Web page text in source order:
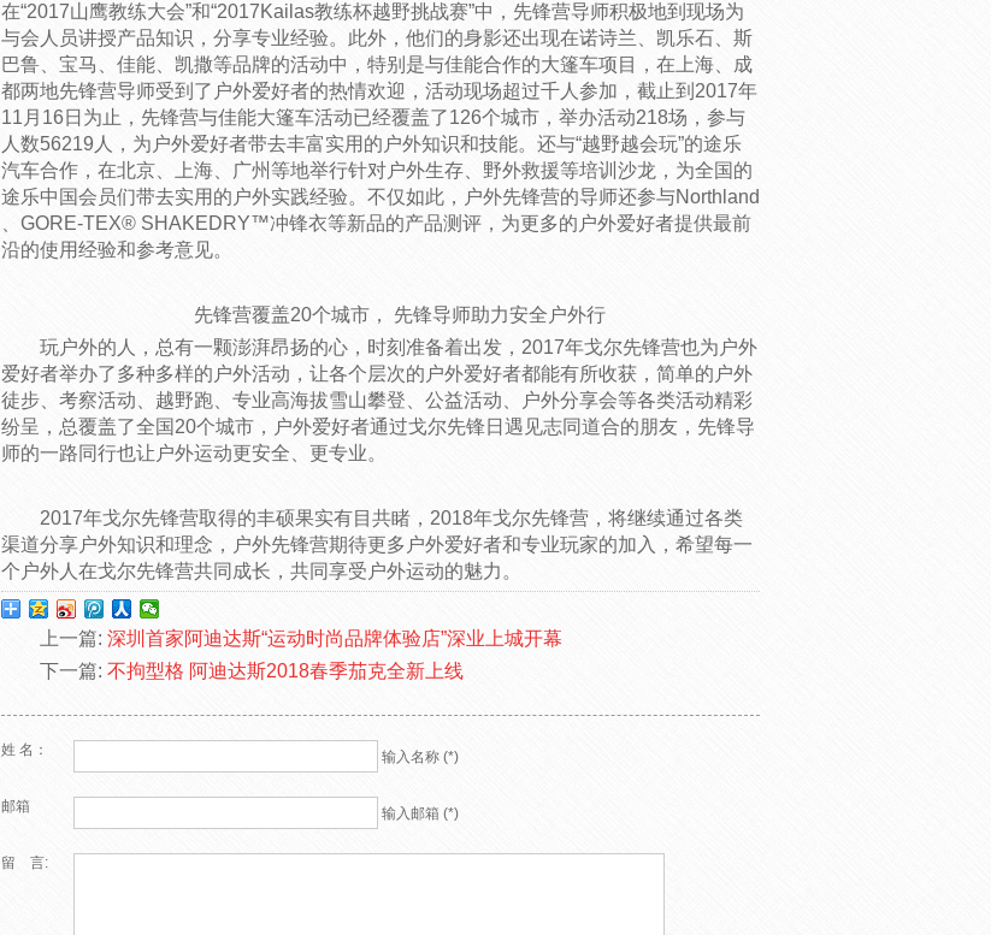
在“2017山鹰教练大会”和“2017Kailas教练杯越野挑战赛”中，先锋营导师积极地到现场为
与会人员讲授产品知识，分享专业经验。此外，他们的身影还出现在诺诗兰、凯乐石、斯
巴鲁、宝马、佳能、凯撒等品牌的活动中，特别是与佳能合作的大篷车项目，在上海、成
都两地先锋营导师受到了户外爱好者的热情欢迎，活动现场超过千人参加，截止到2017年
11月16日为止，先锋营与佳能大篷车活动已经覆盖了126个城市，举办活动218场，参与
人数56219人，为户外爱好者带去丰富实用的户外知识和技能。还与“越野越会玩”的途乐
汽车合作，在北京、上海、广州等地举行针对户外生存、野外救援等培训沙龙，为全国的
途乐中国会员们带去实用的户外实践经验。不仅如此，户外先锋营的导师还参与Northland
、GORE-TEX® SHAKEDRY™冲锋衣等新品的产品测评，为更多的户外爱好者提供最前
沿的使用经验和参考意见。
先锋营覆盖20个城市， 先锋导师助力安全户外行
玩户外的人，总有一颗澎湃昂扬的心，时刻准备着出发，2017年戈尔先锋营也为户外
爱好者举办了多种多样的户外活动，让各个层次的户外爱好者都能有所收获，简单的户外
徒步、考察活动、越野跑、专业高海拔雪山攀登、公益活动、户外分享会等各类活动精彩
纷呈，总覆盖了全国20个城市，户外爱好者通过戈尔先锋日遇见志同道合的朋友，先锋导
师的一路同行也让户外运动更安全、更专业。
2017年戈尔先锋营取得的丰硕果实有目共睹，2018年戈尔先锋营，将继续通过各类
渠道分享户外知识和理念，户外先锋营期待更多户外爱好者和专业玩家的加入，希望每一
个户外人在戈尔先锋营共同成长，共同享受户外运动的魅力。
上一篇: 深圳首家阿迪达斯“运动时尚品牌体验店”深业上城开幕
下一篇: 不拘型格 阿迪达斯2018春季茄克全新上线
姓 名： 输入名称 (*)
邮箱 输入邮箱 (*)
留 言: